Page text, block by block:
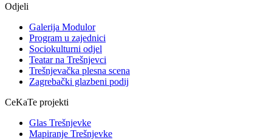
Odjeli
Galerija Modulor
Program u zajednici
Sociokulturni odjel
Teatar na Trešnjevci
Trešnjevačka plesna scena
Zagrebački glazbeni podij
CeKaTe projekti
Glas Trešnjevke
Mapiranje Trešnjevke